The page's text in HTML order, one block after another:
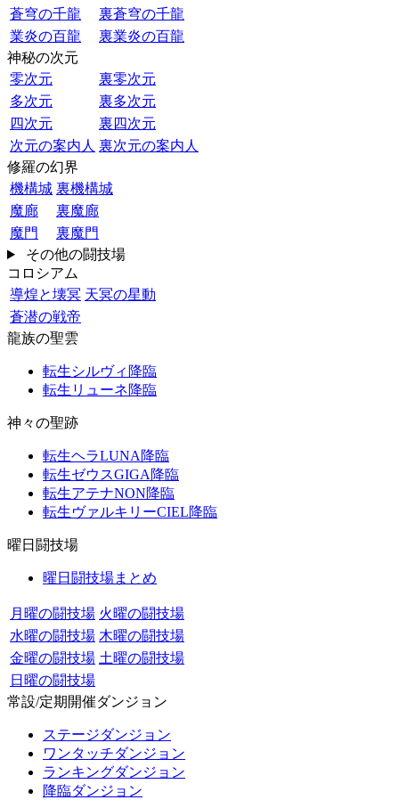
蒼穹の千龍
裏蒼穹の千龍
業炎の百龍
裏業炎の百龍
神秘の次元
零次元
裏零次元
多次元
裏多次元
四次元
裏四次元
次元の案内人 裏次元の案内人
修羅の幻界
機構城 裏機構城
魔廊
裏魔廊
魔門
裏魔門
その他の闘技場
コロシアム
導煌と壊冥 天冥の星動
蒼潜の戦帝
龍族の聖雲
転生シルヴィ降臨
転生リューネ降臨
神々の聖跡
転生ヘラLUNA降臨
転生ゼウスGIGA降臨
転生アテナNON降臨
転生ヴァルキリーCIEL降臨
曜日闘技場
曜日闘技場まとめ
月曜の闘技場 火曜の闘技場
水曜の闘技場 木曜の闘技場
金曜の闘技場 土曜の闘技場
日曜の闘技場
常設/定期開催ダンジョン
ステージダンジョン
ワンタッチダンジョン
ランキングダンジョン
降臨ダンジョン